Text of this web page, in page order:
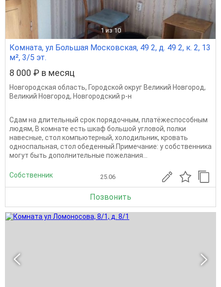
1 из 10
Комната, ул Большая Московская, 49 2, д. 49 2, к. 2, 13
м², 3/5 эт.
8 000 ₽ в месяц
Новгородская область, Городской округ Великий Новгород,
Великий Новгород, Новгородский р-н
Сдам на длительный срок порядочным, платёжеспособным
людям, В комнате есть шкаф большой угловой, полки
навесные, стол компьютерный, холодильник, кровать
односпальная, стол обеденный.Примечание: у собственника
могут быть дополнительные пожелания...
Собственник 25.06
Позвонить